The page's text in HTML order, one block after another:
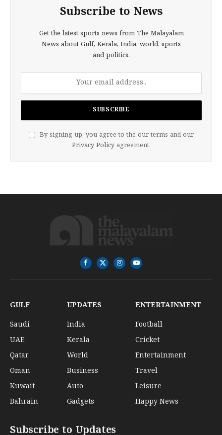
Subscribe to News
Get the latest sports news from The Malayalam
News about Gulf, Kerala, India, world, sports
and politics.
By signing up, you agree to the our terms and our
Privacy Policy agreement.
Facebook
X
(Twitter)
InstagramYouTube
GULF
Saudi
UAE
Qatar
Oman
Kuwait
Bahrain
UPDATES
India
Kerala
World
Business
Auto
Gadgets
ENTERTAINMENT
Football
Cricket
Entertainment
Travel
Leisure
Happy News
Subscribe to Updates